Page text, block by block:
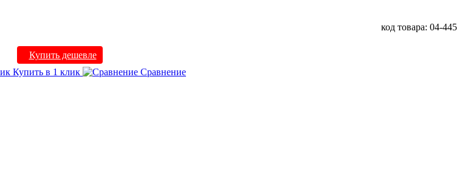
код товара: 04-445
Купить дешевле
Купить в 1 клик
Сравнение